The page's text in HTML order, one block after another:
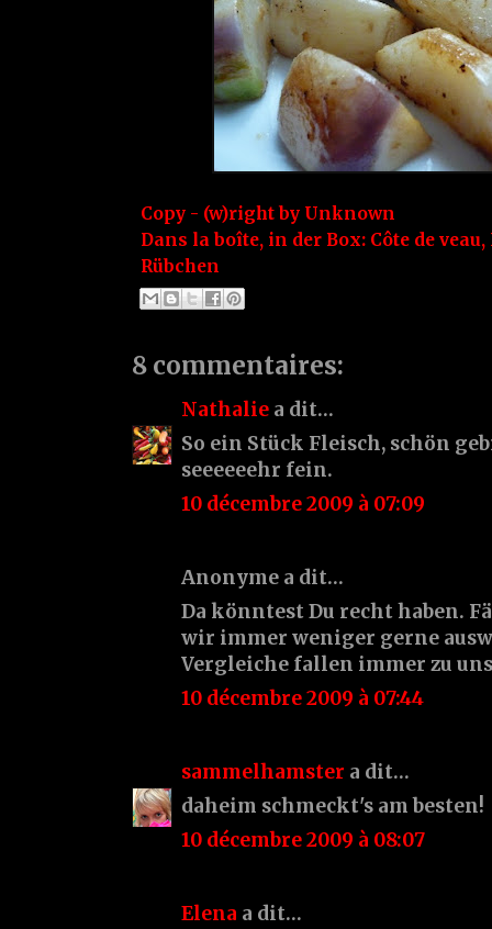
Copy - (w)right by Unknown
Dans la boîte, in der Box: Côte de veau,
Rübchen
8 commentaires:
Nathalie a dit…
So ein Stück Fleisch, schön
seeeeeehr fein.
10 décembre 2009 à 07:09
Anonyme a dit…
Da könntest Du recht haben.
wir immer weniger gerne
Vergleiche fallen immer zu
10 décembre 2009 à 07:44
sammelhamster a dit…
daheim schmeckt's am besten!
10 décembre 2009 à 08:07
Elena a dit…